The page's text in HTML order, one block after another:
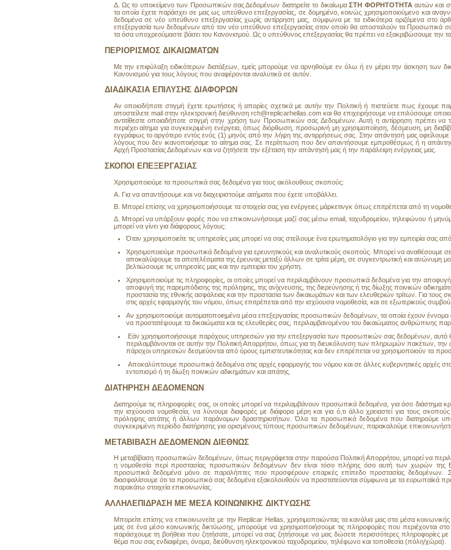
Δ. Ως το υποκείμενο των Προσωπικών σας Δεδομένων διατηρείτε το δικαίωμαΣΤΗ ΦΟΡΗΤΟΤΗΤΑαυτών και
τα οποία έχετε παράσχει σε μας ως υπεύθυνο επεξεργασίας, σε δομημένο, κοινώς χρησιμοποιούμενο και
δεδομένα σε νέο υπεύθυνο επεξεργασίας χωρίς αντίρρηση μας, σύμφωνα με τα ειδικότερα οριζόμενα στο
επεξεργασία των δεδομένων από τον νέο υπεύθυνο επεξεργασίας στον οποίο θα αποσταλούν τα Προσωπικά
τα όσα υποχρεούμαστε βάσει του Κανονισμού. Ως ο υπεύθυνος επεξεργασίας θα πρέπει να εξακριβώσουμε την
ΠΕΡΙΟΡΙΣΜΟΣ ΔΙΚΑΙΩΜΑΤΩΝ
Με την επιφύλαξη ειδικότερων διατάξεων, εμείς μπορούμε να αρνηθούμε εν όλω ή εν μέρει την άσκηση
Κανονισμού για τους λόγους που αναφέρονται αναλυτικά σε αυτόν.
ΔΙΑΔΙΚΑΣΙΑ ΕΠΙΛΥΣΗΣ ΔΙΑΦΟΡΩΝ
Αν οποιοδήποτε στιγμή έχετε ερωτήσεις ή απορίες σχετικά με αυτήν την Πολιτική ή πιστεύετε πως έχουμε
αποστείλετε mail στην ηλεκτρονική διεύθυνση rch@replicarhellas.com και θα επιχειρήσουμε να επιλύσουμε
αντιτίθεστε οποιαδήποτε στιγμή στην χρήση των Προσωπικών σας Δεδομένων. Αυτή η αντίρρηση πρέπει
περιέχει αίτημα για συγκεκριμένη ενέργεια, όπως διόρθωση, προσωρινή μη χρησιμοποίηση, δέσμευση, μη
εγγράφως το αργότερο εντός ενός (1) μηνός από την λήψη της αντιρρήσεως σας. Στην απάντησή μας οφείλουμε
λόγους που δεν ικανοποιήσαμε το αίτημα σας. Σε περίπτωση που δεν απαντήσουμε εμπροθέσμως ή η
Αρχή Προστασίας Δεδομένων και να ζητήσετε την εξέταση την απάντησή μας ή την παράλειψη ενέργειας μας.
ΣΚΟΠΟΙ ΕΠΕΞΕΡΓΑΣΙΑΣ
Χρησιμοποιούμε τα προσωπικά σας δεδομένα για τους ακόλουθους σκοπούς:
A. Για να απαντήσουμε και να διαχειριστούμε αιτήματα που έχετε υποβάλλει.
B. Μπορεί επίσης να χρησιμοποιήσουμε τα στοιχεία σας για ενέργειες μάρκετινγκ όπως επιτρέπεται από τη
Δ. Μπορεί να υπάρξουν φορές που να επικοινωνήσουμε μαζί σας μέσω email, ταχυδρομείου, τηλεφώνου ή
μπορεί να γίνει για διάφορους λόγους:
Όταν χρησιμοποιείτε τις υπηρεσίες μας μπορεί να σας στείλουμε ένα ερωτηματολόγιο για την εμπειρία σας
Χρησιμοποιούμε προσωπικά δεδομένα για ερευνητικούς και αναλυτικούς σκοπούς. Μπορεί να αναθέσουμε
αποκαλύψουμε τα αποτελέσματα της έρευνας μεταξύ άλλων σε τρίτα μέρη, σε συγκεντρωτική και ανώνυμη
βελτιώσουμε τις υπηρεσίες μας και την εμπειρία του χρήστη.
Χρησιμοποιούμε τις πληροφορίες, οι οποίες μπορεί να περιλαμβάνουν προσωπικά δεδομένα για την
αποφυγή της παρεμπόδισης της πρόληψης, της ανίχνευσης, της διερεύνησης ή της δίωξης ποινικών
προστασία της εθνικής ασφάλειας και την προστασία των δικαιωμάτων και των ελευθεριών τρίτων. Για
στις αρχές εφαρμογής του νόμου, όπως επιτρέπεται από την ισχύουσα νομοθεσία, και σε εξωτερικούς
Αν χρησιμοποιούμε αυτοματοποιημένα μέσα επεξεργασίας προσωπικών δεδομένων, τα οποία έχουν
να προστατέψουμε τα δικαιώματα και τις ελευθερίες σας, περιλαμβανομένου του δικαιώματος ανθρώπινης
Εάν χρησιμοποιήσουμε παρόχους υπηρεσιών για την επεξεργασία των προσωπικών σας δεδομένων, αυτό
περιλαμβάνονται σε αυτήν την Πολιτική Απορρήτου, όπως για τη διευκόλυνση των πληρωμών πακέτων, την
πάροχοι υπηρεσιών δεσμεύονται από όρους εμπιστευτικότητας και δεν επιτρέπεται να χρησιμοποιούν τα
Αποκαλύπτουμε προσωπικά δεδομένα στις αρχές εφαρμογής του νόμου και σε άλλες κυβερνητικές αρχές
εντοπισμό ή τη δίωξη ποινικών αδικημάτων και απάτης.
ΔΙΑΤΗΡΗΣΗ ΔΕΔΟΜΕΝΩΝ
Διατηρούμε τις πληροφορίες σας, οι οποίες μπορεί να περιλαμβάνουν προσωπικά δεδομένα, για όσο διάστημα
την ισχύουσα νομοθεσία, να λύνουμε διαφορές με διάφορα μέρη και για ό,τι άλλο χρειαστεί για τους
πρόληψης απάτης ή άλλων παράνομων δραστηριοτήτων. Όλα τα προσωπικά δεδομένα που διατηρούμε
συγκεκριμένη περίοδο διατήρησης για ορισμένους τύπους προσωπικών δεδομένων, παρακαλούμε επικοινωνήστε
ΜΕΤΑΒΙΒΑΣΗ ΔΕΔΟΜΕΝΩΝ ΔΙΕΘΝΩΣ
Η μεταβίβαση προσωπικών δεδομένων, όπως περιγράφεται στην παρούσα Πολιτική Απορρήτου, μπορεί να
η νομοθεσία περί προστασίας προσωπικών δεδομένων δεν είναι τόσο πλήρης όσο αυτή των χωρών της
προσωπικά δεδομένα μόνο σε παραλήπτες που προσφέρουν επαρκές επίπεδο προστασίας δεδομένων.
διασφαλίσουμε ότι τα προσωπικά σας δεδομένα εξακολουθούν να προστατεύονται σύμφωνα με τα ευρωπαϊκά
παρακάτω στοιχεία επικοινωνίας.
AΛΛΗΛΕΠΙΔΡΑΣΗ ΜΕ ΜΕΣΑ ΚΟΙΝΩΝΙΚΗΣ ΔΙΚΤΥΩΣΗΣ
Μπορείτε επίσης να επικοινωνείτε με την Replicar Hellas, χρησιμοποιώντας τα κανάλια μας στα μέσα
μας σε ένα μέσο κοινωνικής δικτύωσης, μπορούμε να χρησιμοποιήσουμε τις πληροφορίες που περιέχονται
παράσχουμε τη βοήθεια που ζητήσατε, μπορεί να σας ζητήσουμε να μας δώσετε περισσότερες πληροφορίες
θέμα που σας ενδιαφέρει, όνομα, διεύθυνση ηλεκτρονικού ταχυδρομείου, τηλέφωνο και τοποθεσία (πόλη/χώρα).